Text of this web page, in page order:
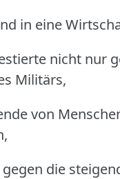
in eine
nicht nur
Militärs,
von
die